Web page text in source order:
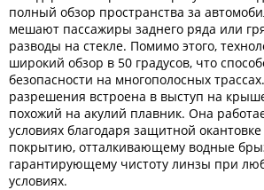
полный обзор пространства за
мешают пассажиры заднего ряда или
разводы на стекле. Помимо этого,
широкий обзор в 50 градусов, что
безопасности на многополосных
разрешения встроена в выступ на
похожий на акулий плавник. Она
условиях благодаря защитной
покрытию, отталкивающему водные
гарантирующему чистоту линзы при
условиях.